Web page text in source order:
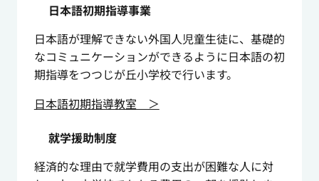
日本語初期指導事業
日本語が理解できない外国人児童生徒に、基礎的
なコミュニケーションができるように日本語の初
期指導をつつじが丘小学校で行います。
日本語初期指導教室 ＞
就学援助制度
経済的な理由で就学費用の支出が困難な人に対